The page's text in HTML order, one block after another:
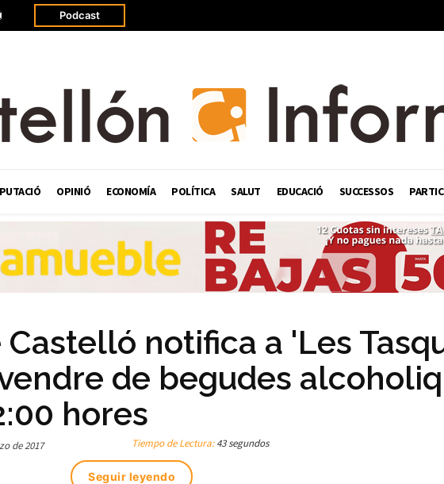
Podcast
OPINIÓ ECONOMÍA POLÍTICA SALUT EDUCACIÓ SUCCESSOS
notifica a 'Les
de begudes
hores
de 2017 Tiempo de Lectura:43 segundos
Seguir leyendo